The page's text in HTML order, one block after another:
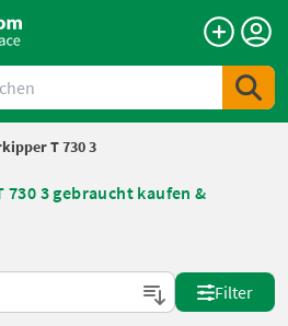
T 730 3
730 3 gebraucht kaufen &
Filter